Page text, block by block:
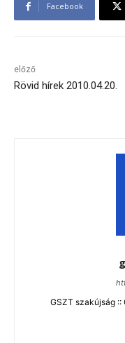
Facebook
előző
Rövid hírek 2010.04.20.
GSZT szakújság ::